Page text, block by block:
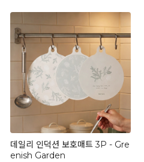
데일리 인덕션 보호매트 3P - Gre
enish Garden